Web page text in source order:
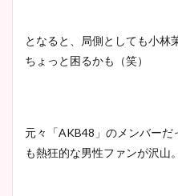
となると、局側としても小林
ちょっと困るかも（笑）
元々「AKB48」のメンバー
も熱狂的な男性ファンが沢山。